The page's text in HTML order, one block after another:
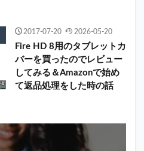
2017-07-20 2026-05-20
Fire HD 8用のタブレットカ
バーを買ったのでレビュー
してみる＆Amazonで始め
て返品処理をした時の話